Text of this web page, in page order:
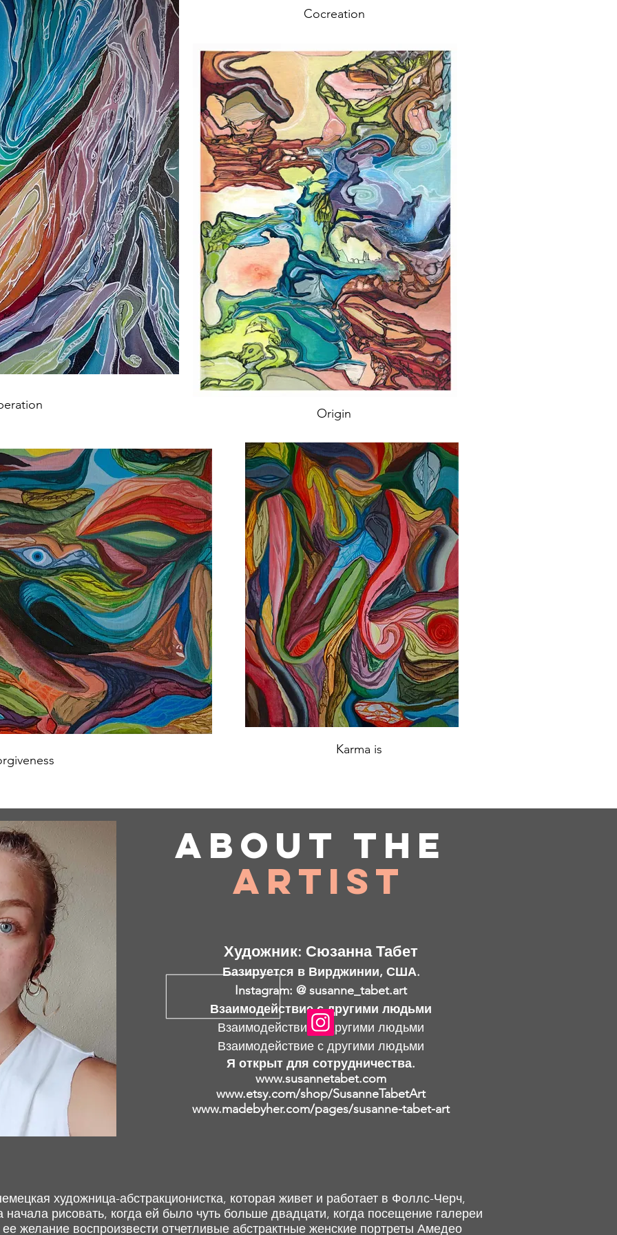
Cocreation
Origin
Karma is
Художник: Сюзанна Табет
Базируется в Вирджинии, США.
Instagram: @ susanne_tabet.art
Взаимодействие с другими людьми
Взаимодействие с другими людьми
Взаимодействие с другими людьми
Я открыт для сотрудничества.
www.susannetabet.com
www.etsy.com/shop/SusanneTabetArt
www.madebyher.com/pages/susanne-tabet-art
About the
Artist
художница-абстракционистка, которая живет и работает в Фоллс-Черч,
рисовать, когда ей было чуть больше двадцати, когда посещение галереи
желание воспроизвести отчетливые абстрактные женские портреты Амедео